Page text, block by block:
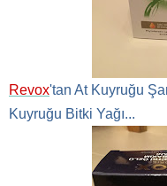
Revox'tan At Kuyruğu
Kuyruğu Bitki Yağı...